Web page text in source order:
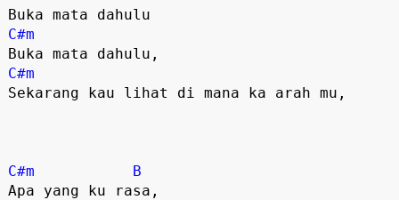
C#m
C#m
Sekarang kau lihat di mana ka arah mu,
C#m
B
Apa yang ku rasa,